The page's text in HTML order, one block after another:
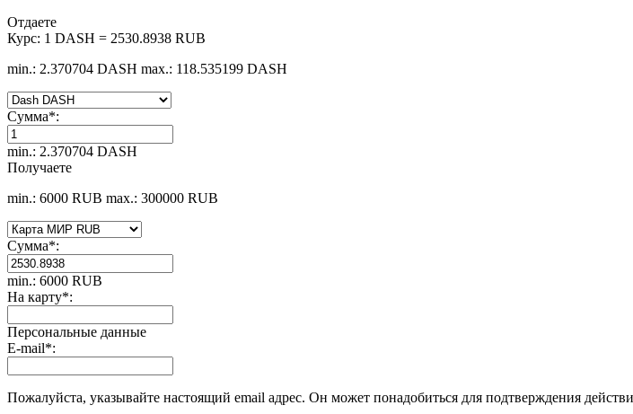
Отдаете
Курс: 1 DASH = 2530.8938 RUB
min.: 2.370704 DASH max.: 118.535199 DASH
Сумма*:
min.: 2.370704 DASH
Получаете
min.: 6000 RUB max.: 300000 RUB
Сумма*:
min.: 6000 RUB
На карту*:
Персональные данные
E-mail*:
Пожалуйста, указывайте настоящий email адрес. Он может понадобиться для подтверждения